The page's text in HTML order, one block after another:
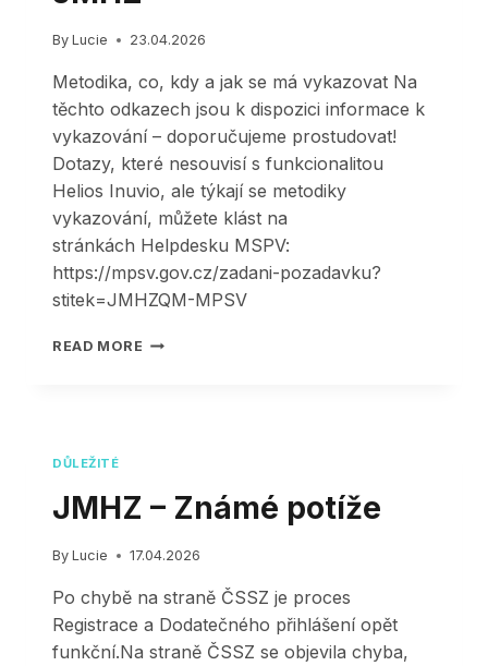
By Lucie 23.04.2026
Metodika, co, kdy a jak se má vykazovat Na
těchto odkazech jsou k dispozici informace k
vykazování – doporučujeme prostudovat!
Dotazy, které nesouvisí s funkcionalitou
Helios Inuvio, ale týkají se metodiky
vykazování, můžete klást na
stránkách Helpdesku MSPV:
https://mpsv.gov.cz/zadani-pozadavku?
stitek=JMHZQM-MPSV
READ MORE DŮLEŽITÉ
DŮLEŽITÉ
JMHZ – Známé potíže
By Lucie 17.04.2026
Po chybě na straně ČSSZ je proces
Registrace a Dodatečného přihlášení opět
funkční.Na straně ČSSZ se objevila chyba,